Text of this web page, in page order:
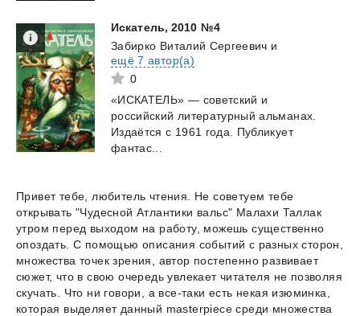
Искатель, 2010 №4
Забирко Виталий Сергеевич и
ещё 7 автор(а)
0
«ИСКАТЕЛЬ» — советский и
российский литературный альманах.
Издаётся с 1961 года. Публикует
фантас...
Привет тебе, любитель чтения. Не советуем тебе
открывать "Чудесной Атлантики вальс" Малахи Таллак
утром перед выходом на работу, можешь существенно
опоздать. С помощью описания событий с разных сторон,
множества точек зрения, автор постепенно развивает
сюжет, что в свою очередь увлекает читателя не позволяя
скучать. Что ни говори, а все-таки есть некая изюминка,
которая выделяет данный masterpiece среди множества